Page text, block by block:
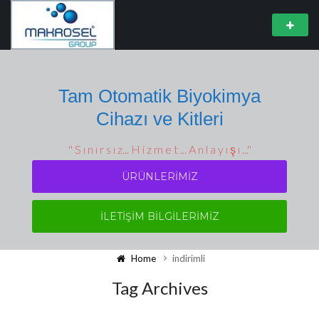
Tam Otomatik Biyokimya
Cihazı ve Kitleri
'' S ı n ı r s ı z... H i z m e t ... A n l a y ı ş ı ...''
ÜRÜNLERIMIZ
İLETİŞİM BİLGİLERİMİZ
Home indirimli
Tag Archives